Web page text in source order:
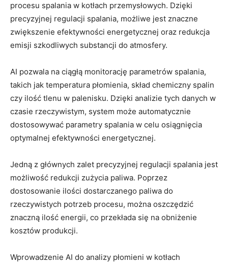
procesu spalania w kotłach przemysłowych. Dzięki​
precyzyjnej regulacji spalania,‍ możliwe jest znaczne
zwiększenie efektywności ‌energetycznej oraz redukcja
⁤emisji ‌szkodliwych substancji do atmosfery.
AI pozwala ​na⁣ ciągłą monitorację parametrów spalania,
takich jak temperatura płomienia, ⁢skład chemiczny spalin
czy ilość tlenu w‍ palenisku. Dzięki analizie tych danych ‌w
czasie rzeczywistym, system ​może automatycznie
dostosowywać parametry spalania w‍ celu osiągnięcia‍
optymalnej ​efektywności‍ energetycznej.
Jedną z ​głównych zalet precyzyjnej⁢ regulacji ⁤spalania jest
możliwość redukcji zużycia ‌paliwa.​ Poprzez
⁣dostosowanie ilości dostarczanego paliwa⁤ do
rzeczywistych potrzeb procesu, można oszczędzić ​
znaczną ilość⁣ energii, co przekłada się na⁣ obniżenie
kosztów produkcji.
Wprowadzenie AI do ⁣analizy płomieni w kotłach⁤